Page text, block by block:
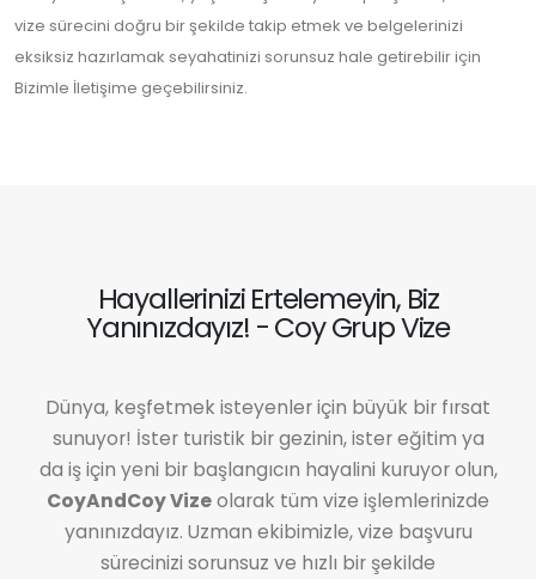
vize sürecini doğru bir şekilde takip etmek ve belgelerinizi
eksiksiz hazırlamak seyahatinizi sorunsuz hale getirebilir için
Bizimle İletişime geçebilirsiniz.
Hayallerinizi Ertelemeyin, Biz
Yanınızdayız! - Coy Grup Vize
Dünya, keşfetmek isteyenler için büyük bir fırsat
sunuyor! İster turistik bir gezinin, ister eğitim ya
da iş için yeni bir başlangıcın hayalini kuruyor olun,
CoyAndCoy Vizeolarak tüm vize işlemlerinizde
yanınızdayız. Uzman ekibimizle, vize başvuru
sürecinizi sorunsuz ve hızlı bir şekilde